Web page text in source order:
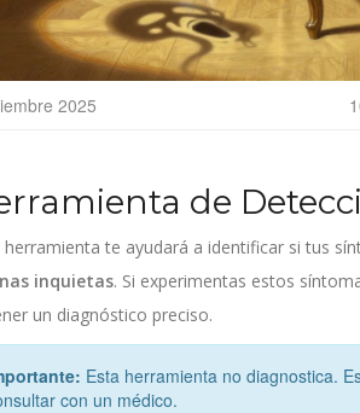
2025
de
herramienta te ayudará a identificar si tus
inquietas. Si experimentas estos
un diagnóstico preciso.
Esta herramienta no diagnostica.
con un médico.